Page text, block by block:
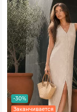
-30%
Заканчивается